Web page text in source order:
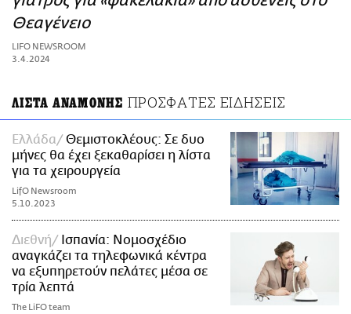
ΑΜΠΑ
PRINT
Θεαγένειο
LIFO NEWSROOM
3.4.2024
ΛΙΣΤΑ ΑΝΑΜΟΝΗΣ ΠΡΟΣΦΑΤΕΣ ΕΙΔΗΣΕΙΣ
Ελλάδα
Θεμιστοκλέους: Σε δυο
μήνες θα έχει ξεκαθαρίσει η λίστα
για τα χειρουργεία
LifO Newsroom
5.10.2023
Διεθνή
Ισπανία: Νομοσχέδιο
αναγκάζει τα τηλεφωνικά κέντρα
να εξυπηρετούν πελάτες μέσα σε
τρία λεπτά
The LiFO team